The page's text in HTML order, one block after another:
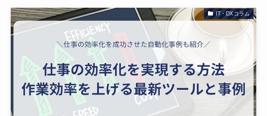
IT・DXコラム